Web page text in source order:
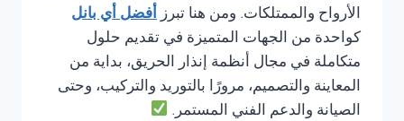
الأرواح والممتلكات. ومن هنا تبرز أفضل أي بانل
كواحدة من الجهات المتميزة في تقديم حلول
متكاملة في مجال أنظمة إنذار الحريق، بداية من
المعاينة والتصميم، مرورًا بالتوريد والتركيب، وحتى
الصيانة والدعم الفني المستمر.